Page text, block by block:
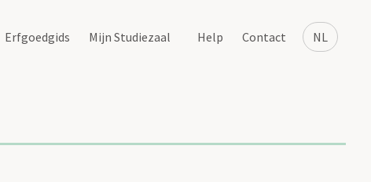
NL
Erfgoedgids Mijn Studiezaal Help Contact